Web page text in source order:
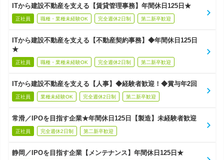
ITから建設不動産を支える【賃貸管理事務】年間休日125日★
正社員 職種・業種未経験OK 完全週休2日制 第二新卒歓迎
ITから建設不動産を支える【不動産契約事務】◆年間休日125日
★
正社員 職種・業種未経験OK 完全週休2日制 第二新卒歓迎
ITから建設不動産を支える【人事】◆経験者歓迎！◆賞与年2回
正社員 業種未経験OK 完全週休2日制 第二新卒歓迎
常滑／IPOを目指す企業★年間休日125日【製造】未経験者歓迎
正社員 完全週休2日制 第二新卒歓迎
静岡／IPOを目指す企業【メンテナンス】年間休日125日★